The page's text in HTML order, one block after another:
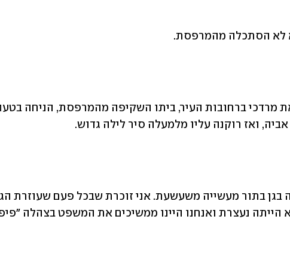
לא הסתכלה מהמרפסת.
ואז רוקנה עליו מלמעלה סיר לילה גדוש.